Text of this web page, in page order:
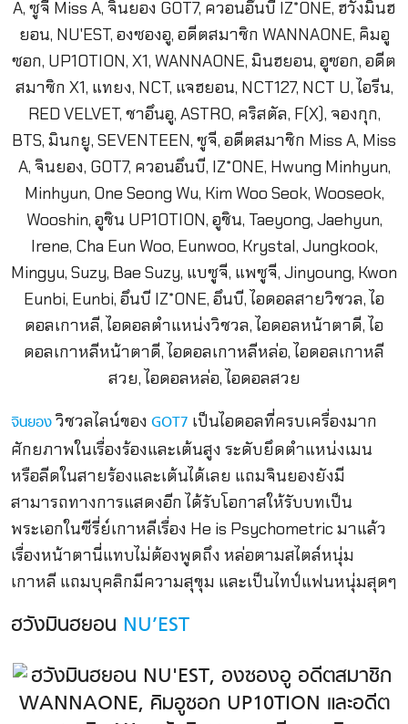
จินยองวิชวลไลน์ของ GOT7 เป็นไอดอลที่ครบเครื่องมาก
ศักยภาพในเรื่องร้องและเต้นสูง ระดับยึดตำแหน่งเมน
หรือลีดในสายร้องและเต้นได้เลย แถมจินยองยังมี
สามารถทางการแสดงอีก ได้รับโอกาสให้รับบทเป็น
พระเอกในซีรี่ย์เกาหลีเรื่อง He is Psychometric มาแล้ว
เรื่องหน้าตานี่แทบไม่ต้องพูดถึง หล่อตามสไตล์หนุ่ม
เกาหลี แถมบุคลิกมีความสุขุม และเป็นไทป์แฟนหนุ่มสุดๆ
ฮวังมินฮยอน NU’EST